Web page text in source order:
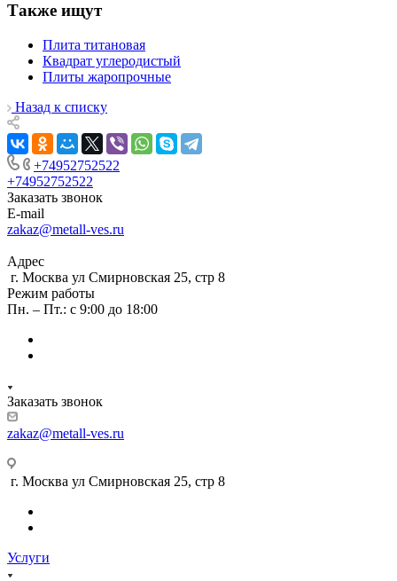
Также ищут
Плита титановая
Квадрат углеродистый
Плиты жаропрочные
Назад к списку
+74952752522
+74952752522
Заказать звонок
E-mail
zakaz@metall-ves.ru
Адрес
г. Москва ул Смирновская 25, стр 8
Режим работы
Пн. – Пт.: с 9:00 до 18:00
Заказать звонок
zakaz@metall-ves.ru
г. Москва ул Смирновская 25, стр 8
Услуги